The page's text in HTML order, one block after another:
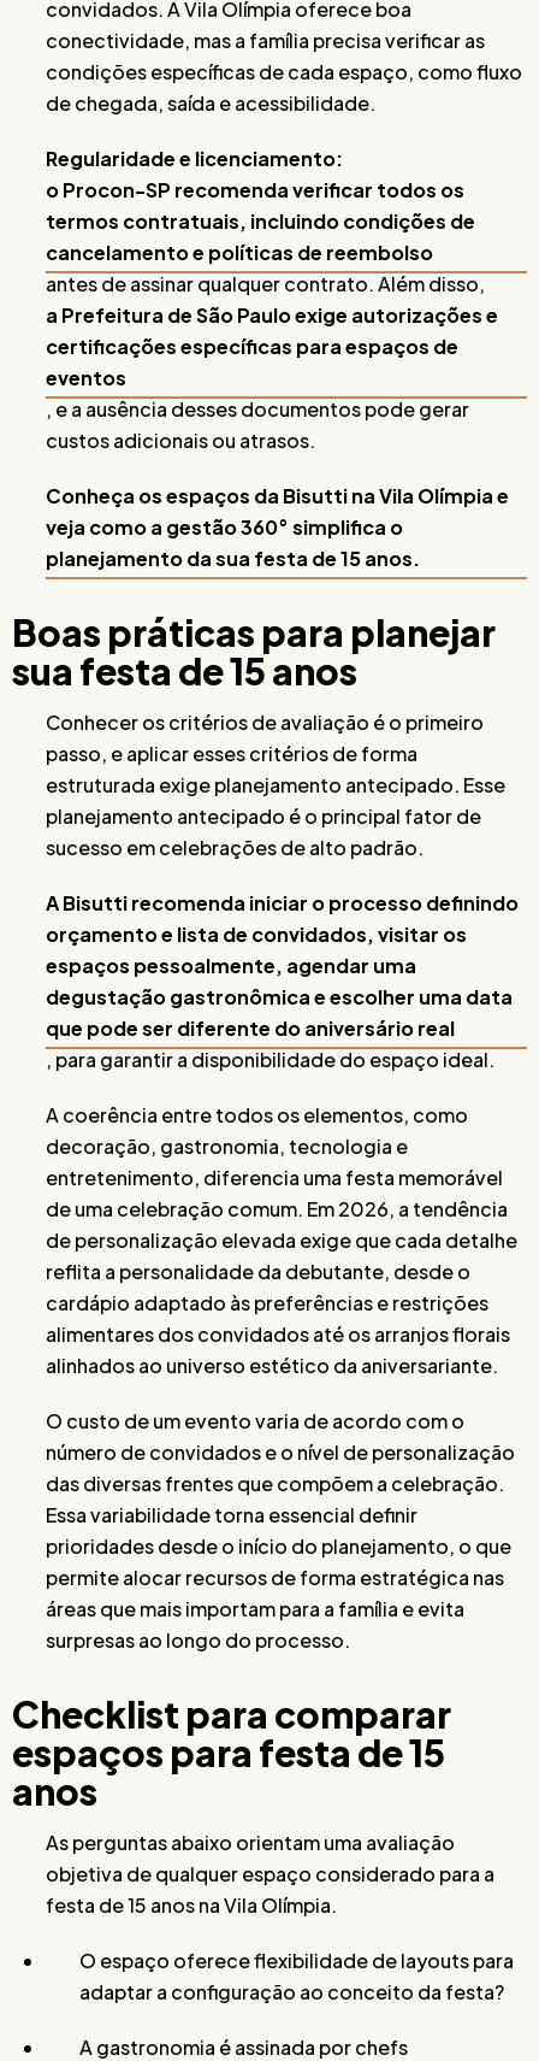
convidados. A Vila Olímpia oferece boa
conectividade, mas a família precisa verificar as
condições específicas de cada espaço, como fluxo
de chegada, saída e acessibilidade.
Regularidade e licenciamento:
o Procon-SP recomenda verificar todos os
termos contratuais, incluindo condições de
cancelamento e políticas de reembolso
antes de assinar qualquer contrato. Além disso,
a Prefeitura de São Paulo exige autorizações e
certificações específicas para espaços de
eventos
, e a ausência desses documentos pode gerar
custos adicionais ou atrasos.
Conheça os espaços da Bisutti na Vila Olímpia e
veja como a gestão 360° simplifica o
planejamento da sua festa de 15 anos.
Boas práticas para planejar
sua festa de 15 anos
Conhecer os critérios de avaliação é o primeiro
passo, e aplicar esses critérios de forma
estruturada exige planejamento antecipado. Esse
planejamento antecipado é o principal fator de
sucesso em celebrações de alto padrão.
A Bisutti recomenda iniciar o processo definindo
orçamento e lista de convidados, visitar os
espaços pessoalmente, agendar uma
degustação gastronômica e escolher uma data
que pode ser diferente do aniversário real
, para garantir a disponibilidade do espaço ideal.
A coerência entre todos os elementos, como
decoração, gastronomia, tecnologia e
entretenimento, diferencia uma festa memorável
de uma celebração comum. Em 2026, a tendência
de personalização elevada exige que cada detalhe
reflita a personalidade da debutante, desde o
cardápio adaptado às preferências e restrições
alimentares dos convidados até os arranjos florais
alinhados ao universo estético da aniversariante.
O custo de um evento varia de acordo com o
número de convidados e o nível de personalização
das diversas frentes que compõem a celebração.
Essa variabilidade torna essencial definir
prioridades desde o início do planejamento, o que
permite alocar recursos de forma estratégica nas
áreas que mais importam para a família e evita
surpresas ao longo do processo.
Checklist para comparar
espaços para festa de 15
anos
As perguntas abaixo orientam uma avaliação
objetiva de qualquer espaço considerado para a
festa de 15 anos na Vila Olímpia.
O espaço oferece flexibilidade de layouts para
adaptar a configuração ao conceito da festa?
A gastronomia é assinada por chefs